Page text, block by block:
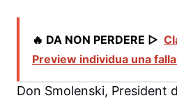
🔥 DA NON PERDERE ▷
Preview individua una
Don Smolenski, President